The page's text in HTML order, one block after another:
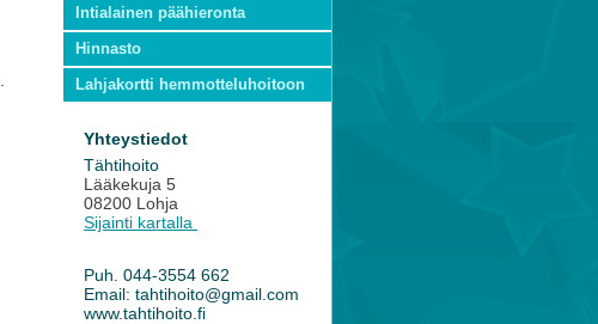
Intialainen päähieronta
Hinnasto
Lahjakortti hemmotteluhoitoon
Yhteystiedot
Tähtihoito
Lääkekuja 5
08200 Lohja
Sijainti kartalla
Puh. 044-3554 662
Email: tahtihoito@gmail.com
www.tahtihoito.fi